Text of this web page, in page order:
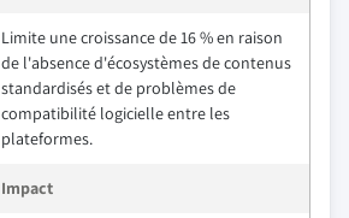
Limite une croissance de 16 % en raison
de l'absence d'écosystèmes de contenus
standardisés et de problèmes de
compatibilité logicielle entre les
plateformes.
Impact